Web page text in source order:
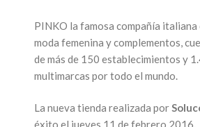
PINKO la famosa compañía italiana
moda femenina y complementos,
de más de 150 establecimientos y
multimarcas por todo el mundo.
La nueva tienda realizada por
éxito el jueves 11 de febrero 2016.